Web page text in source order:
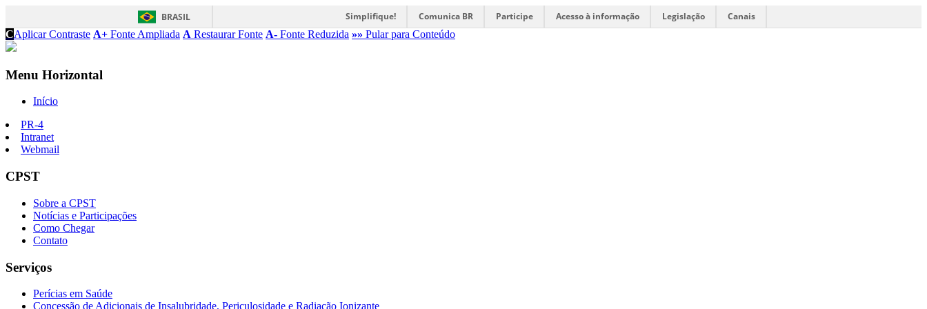
BRASIL Simplifique! Comunica BR Participe Acesso à informação Legislação
Canais
CAplicar Contraste A+ Fonte Ampliada A Restaurar Fonte A- Fonte Reduzida »» Pular para Conteúdo
Menu Horizontal
Início
PR-4
Intranet
Webmail
CPST
Sobre a CPST
Notícias e Participações
Como Chegar
Contato
Serviços
Perícias em Saúde
Concessão de Adicionais de Insalubridade, Periculosidade e Radiação Ionizante